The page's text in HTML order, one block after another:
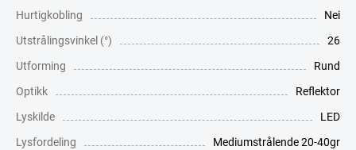
Hurtigkobling
Nei
Utstrålingsvinkel (°)
26
Utforming
Rund
Optikk
Reflektor
Lyskilde
LED
Lysfordeling
Mediumstrålende 20-40gr